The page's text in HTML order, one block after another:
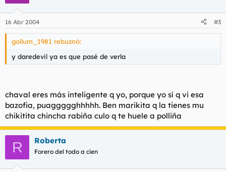
16 Abr 2004 #3
gollum_1981 rebuznó:
y daredevil ya es que pasé de verla
chaval eres más inteligente q yo, porque yo sí q vi esa
bazofia, puaggggghhhhh. Ben marikita q la tienes mu
chikitita chincha rabiña culo q te huele a polliña
R Roberta
Forero del todo a cien